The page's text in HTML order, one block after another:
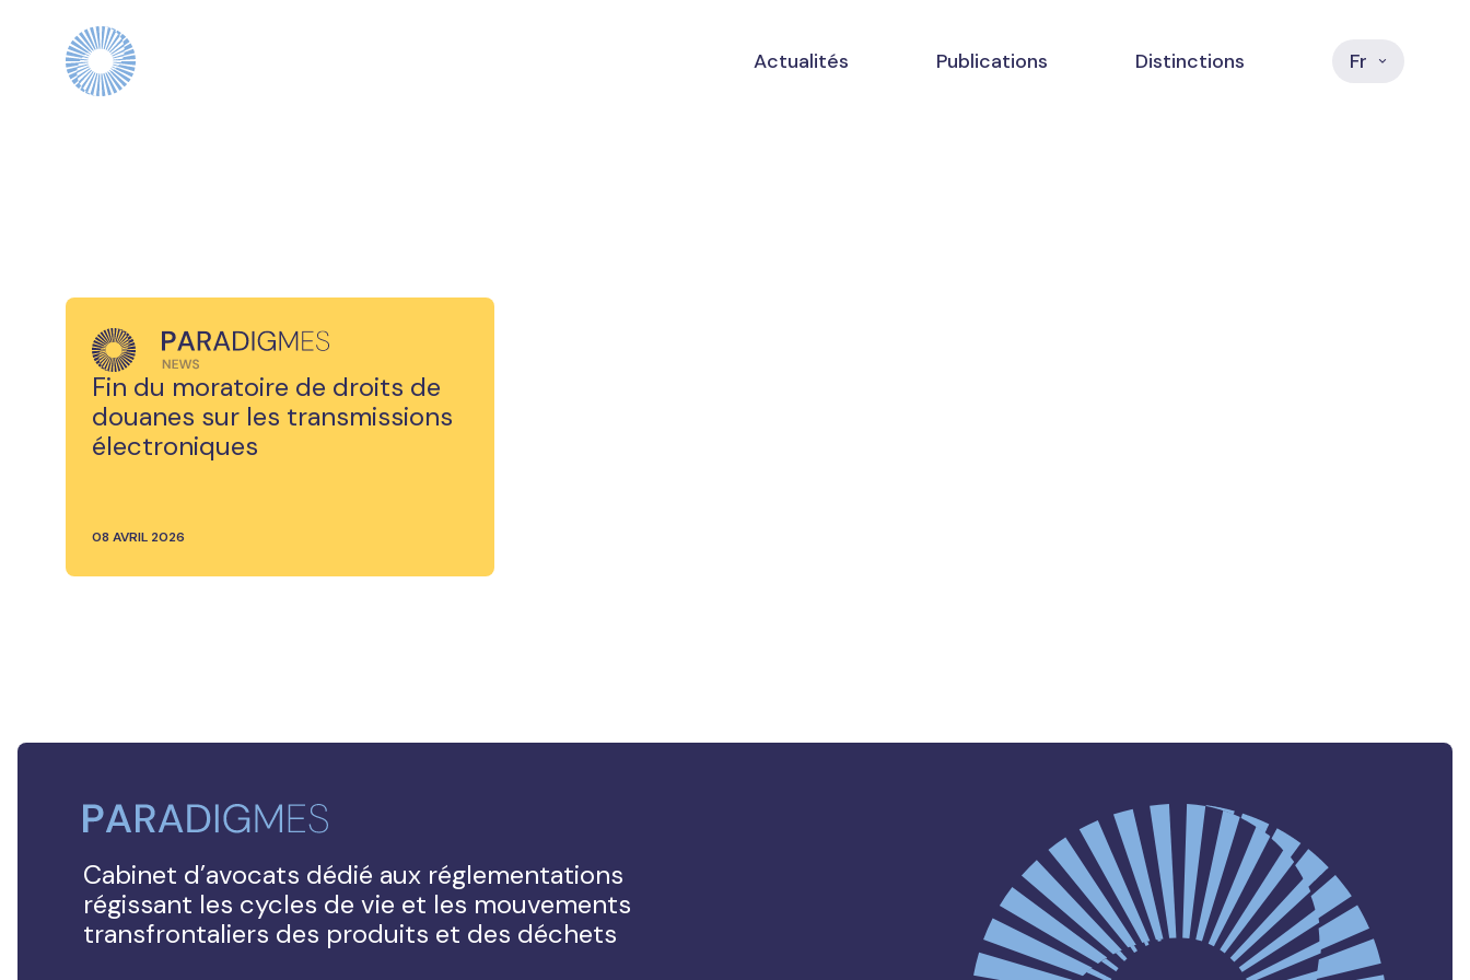
Actualités Publications Distinctions Fr
Fin du moratoire de droits de
douanes sur les transmissions
électroniques
08 AVRIL 2026
Cabinet d’avocats dédié aux réglementations
régissant les cycles de vie et les mouvements
transfrontaliers des produits et des déchets